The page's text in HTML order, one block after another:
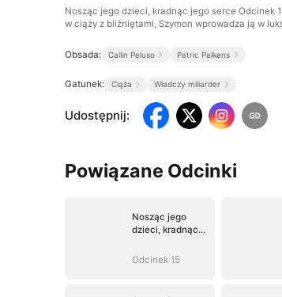
Nosząc jego dzieci, kradnąc jego serce Odcinek
w ciąży z bliźniętami, Szymon wprowadza ją w
Obsada: Cailin Peluso Patric Palkens
Gatunek: Ciąża Władczy miliarder
Udostępnij:
Powiązane Odcinki
Nosząc jego
dzieci, kradnąc
Odcinek 15